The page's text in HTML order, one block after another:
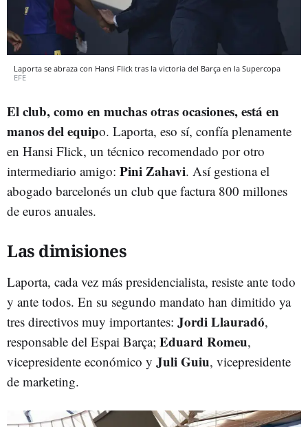
Laporta se abraza con Hansi Flick tras la victoria del Barça en la Supercopa
EFE
El club, como en muchas otras ocasiones, está en
manos del equipo. Laporta, eso sí, confía plenamente
en Hansi Flick, un técnico recomendado por otro
intermediario amigo: Pini Zahavi. Así gestiona el
abogado barcelonés un club que factura 800 millones
de euros anuales.
Las dimisiones
Laporta, cada vez más presidencialista, resiste ante todo
y ante todos. En su segundo mandato han dimitido ya
tres directivos muy importantes: Jordi Llauradó,
responsable del Espai Barça; Eduard Romeu,
vicepresidente económico y Juli Guiu, vicepresidente
de marketing.